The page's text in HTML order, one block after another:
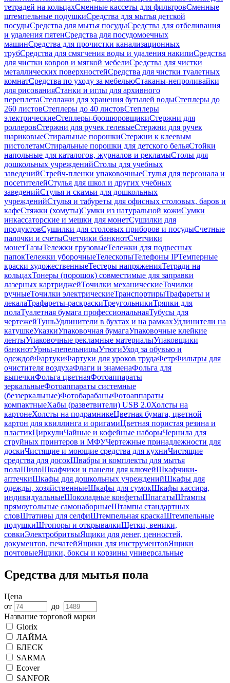
тетрадей на кольцахСменные кассеты для фильтровСменные
штемпельные подушкиСредства для мытья детской
посудыСредства для мытья посудыСредства для отбеливания
и удаления пятенСредства для посудомоечных
машинСредства для прочистки канализационных
трубСредства для смягчения воды и удаления накипиСредства
для чистки ковров и мягкой мебелиСредства для чистки
металлических поверхностейСредства для чистки туалетных
комнатСредства по уходу за мебельюСтаканы-непроливайки
для рисованияСтанки и иглы для архивного
переплетаСтеллажи для хранения бутылей водыСтеплеры до
260 листовСтеплеры до 40 листовСтеплеры
электрическиеСтеплеры-брошюровщикиСтержни для
роллеровСтержни для ручек гелевыеСтержни для ручек
шариковыеСтиральные порошкиСтержни к клеевым
пистолетамСтиральные порошки для детского бельяСтойки
напольные для каталогов, журналов и рекламыСтолы для
дошкольных учрежденийСтолы для учебных
заведенийСтрейч-пленки упаковочныеСтулья для персонала и
посетителейСтулья для школ и других учебных
заведенийСтулья и скамьи для дошкольных
учрежденийСтулья и табуреты для офисных столовых, баров и
кафеСтяжки (хомуты)Сумки из натуральной кожиСумки
инкассаторские и мешки для монетСушилки для
продуктовСушилки для столовых приборов и посудыСчетные
палочки и счетыСчетчики банкнотСчетчики
монетТазыТележки грузовыеТележки для подвесных
папокТележки уборочныеТелескопыТелефоны IPТемперные
краски художественныеТестеры напряженияТетради на
кольцахТонеры (порошок) совместимые для заправки
лазерных картриджейТочилки механическиеТочилки
ручныеТочилки электрическиеТранспортирыТрафареты и
лекалаТрафареты-раскраскиТреугольникиТряпки для
полаТуалетная бумага профессиональнаяТубусы для
чертежейТушьУдлинители в бухтах и на рамкахУдлинители на
катушкеУказкиУпаковочная бумагаУпаковочные клейкие
лентыУпаковочные рекламные материалыУпаковщики
банкнотУрны-пепельницыУтюгиУход за обувью и
одеждойФартукиФартуки для уроков трудаФетрФильтры для
очистителя воздухаФлаги и знаменаФольга для
выпечкиФольга цветнаяФотоаппараты
зеркальныеФотоаппараты системные
(беззеркальные)ФотобарабаныФотоаппараты
компактныеХабы (разветвители) USB 2.0Холсты на
картонеХолсты на подрамникеЦветная бумага, цветной
картон для квиллинга и оригамиЦветная пористая резина и
пластикЦиркулиЧайные и кофейные наборыЧернила для
струйных принтеров и МФУЧертежные принадлежности для
доскиЧистящие и моющие средства для кухниЧистящие
средства для досокШвабры и комплекты для мытья
полаШилоШкафчики и панели для ключейШкафчики-
аптечкиШкафы для дошкольных учрежденийШкафы для
одежды, хозяйственныеШкафы для сумокШкафы кассира,
индивидуальныеШоколадные конфетыШпагатыШтампы
прямоугольные самонаборныеШтампы стандартных
словШтативы для селфиШтемпельная краскаШтемпельные
подушкиШтопоры и открывалкиЩетки, веники,
совкиЭлектробритвыЯщики для денег, ценностей,
документов, печатейЯщики для инструментовЯщики
почтовыеЯщики, боксы и корзины универсальные
Средства для мытья пола
Цена
от
до
Название торговой марки
Glorix
ЛАЙМА
БЛЕСК
SARMA
Ecover
SANFOR